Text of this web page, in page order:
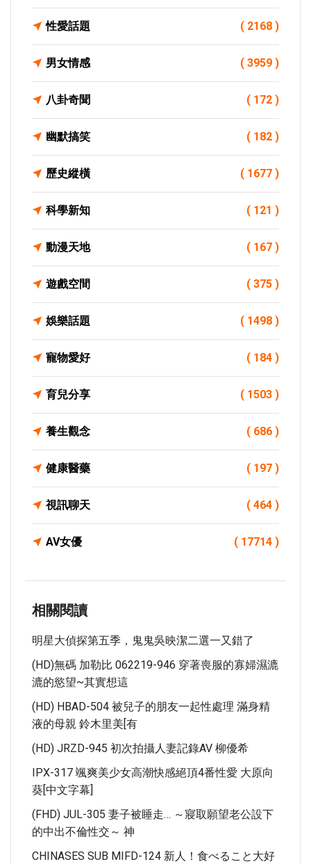
性愛話題 ( 2168 )
男女情感 ( 3959 )
八卦奇聞 ( 172 )
幽默搞笑 ( 182 )
歷史縱橫 ( 1677 )
科學新知 ( 121 )
動漫天地 ( 167 )
遊戲空間 ( 375 )
娛樂話題 ( 1498 )
寵物愛好 ( 184 )
育兒分享 ( 1503 )
養生觀念 ( 686 )
健康醫藥 ( 197 )
視訊聊天 ( 464 )
AV女優 ( 17714 )
相關閱讀
明星大偵探第五季，鬼鬼吳映潔二選一又錯了
(HD)無碼 加勒比 062219-946 穿著喪服的寡婦濕漉
漉的慾望~其實想這
(HD) HBAD-504 被兒子的朋友一起性處理 滿身精
液的母親 鈴木里美[有
(HD) JRZD-945 初次拍攝人妻記錄AV 柳優希
IPX-317 颯爽美少女高潮快感絕頂4番性愛 大原向
葵[中文字幕]
(FHD) JUL-305 妻子被睡走… ～寢取願望老公設下
的中出不倫性交～ 神
CHINASES SUB MIFD-124 新人！食べること大好